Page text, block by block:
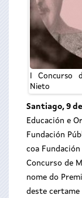
I Concurso
Nieto
Santiago, 9
Educación e
Fundación
coa Fundación
Concurso de
nome do
deste certame